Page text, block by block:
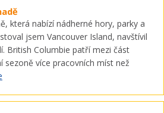
která nabízí nádherné hory, parky a
jsem Vancouver Island, navštívil
British Columbie patří mezi část
sezoně více pracovních míst než